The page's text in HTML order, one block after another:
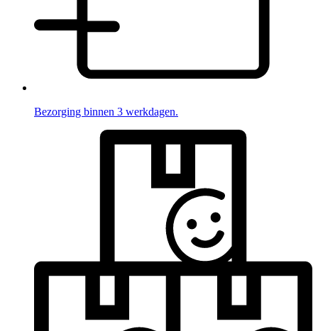
Bezorging binnen 3 werkdagen.